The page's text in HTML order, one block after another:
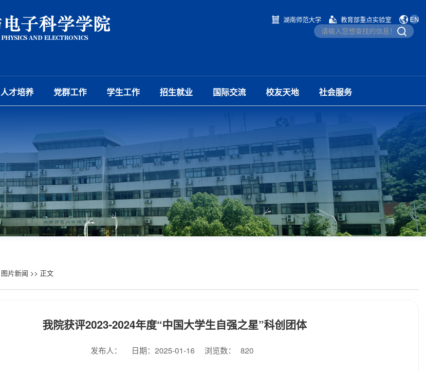
湖南师范大学 教育部重点实验室 EN
人才培养 党群工作 学生工作 招生就业 国际交流 校友天地 社会服务
图片新闻 >> 正文
我院获评2023-2024年度“中国大学生自强之星”科创团体
发布人： 日期：2025-01-16 浏览数： 820